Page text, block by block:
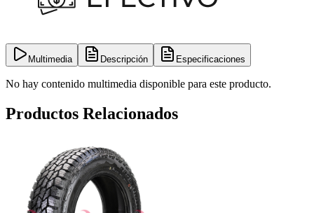
Multimedia Descripción Especificaciones
No hay contenido multimedia disponible para este producto.
Productos Relacionados